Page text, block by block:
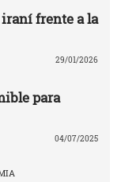
frente a la
29/01/2026
para
04/07/2025